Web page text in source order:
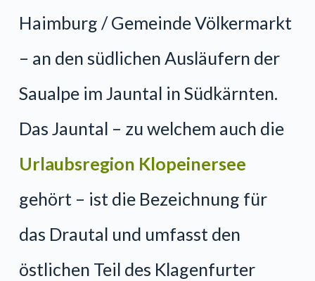
Haimburg / Gemeinde Völkermarkt
– an den südlichen Ausläufern der
Saualpe im Jauntal in Südkärnten.
Das Jauntal – zu welchem auch die
Urlaubsregion Klopeinersee
gehört – ist die Bezeichnung für
das Drautal und umfasst den
östlichen Teil des Klagenfurter